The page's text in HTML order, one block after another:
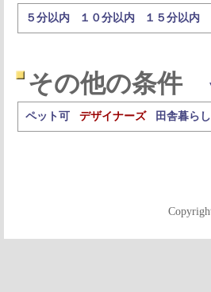
５分以内 １０分以内 １５分以内
その他の条件
ペット可 デザイナーズ 田舎暮らし